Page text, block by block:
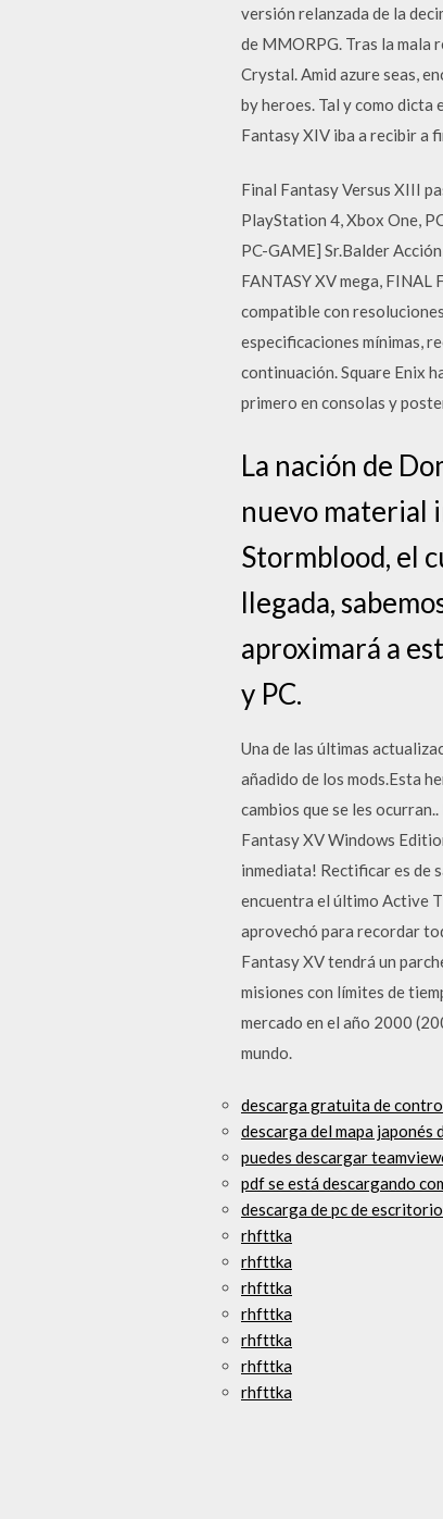
versión relanzada de la
de MMORPG. Tras la mala
Crystal. Amid azure seas,
by heroes. Tal y como dicta
Fantasy XIV iba a recibir a
Final Fantasy Versus XIII
PlayStation 4, Xbox One,
PC-GAME] Sr.Balder
FANTASY XV mega,
compatible con
especificaciones mínimas,
continuación. Square Enix
primero en consolas y
La nación de
nuevo material
Stormblood, el
llegada,
aproximará a
y PC.
Una de las últimas
añadido de los mods.Esta
cambios que se les
Fantasy XV Windows
inmediata! Rectificar es de
encuentra el último Active
aprovechó para recordar
Fantasy XV tendrá un
misiones con límites de
mercado en el año 2000
mundo.
descarga gratuita de
descarga del mapa japonés
puedes descargar
pdf se está descargando
descarga de pc de
rhfttka
rhfttka
rhfttka
rhfttka
rhfttka
rhfttka
rhfttka